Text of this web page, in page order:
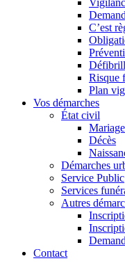
C’est
Risque
Plan
Vos démarches
État civil
Mariage
Décès
Démarches
Service Public
Services
Autres
Contact